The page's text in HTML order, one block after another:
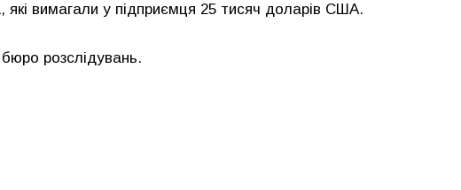
які вимагали у підприємця 25 тисяч доларів США.
розслідувань.